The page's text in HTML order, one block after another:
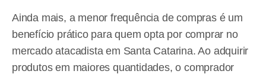
Ainda mais, a menor frequência de compras é um
benefício prático para quem opta por comprar no
mercado atacadista em Santa Catarina. Ao adquirir
produtos em maiores quantidades, o comprador